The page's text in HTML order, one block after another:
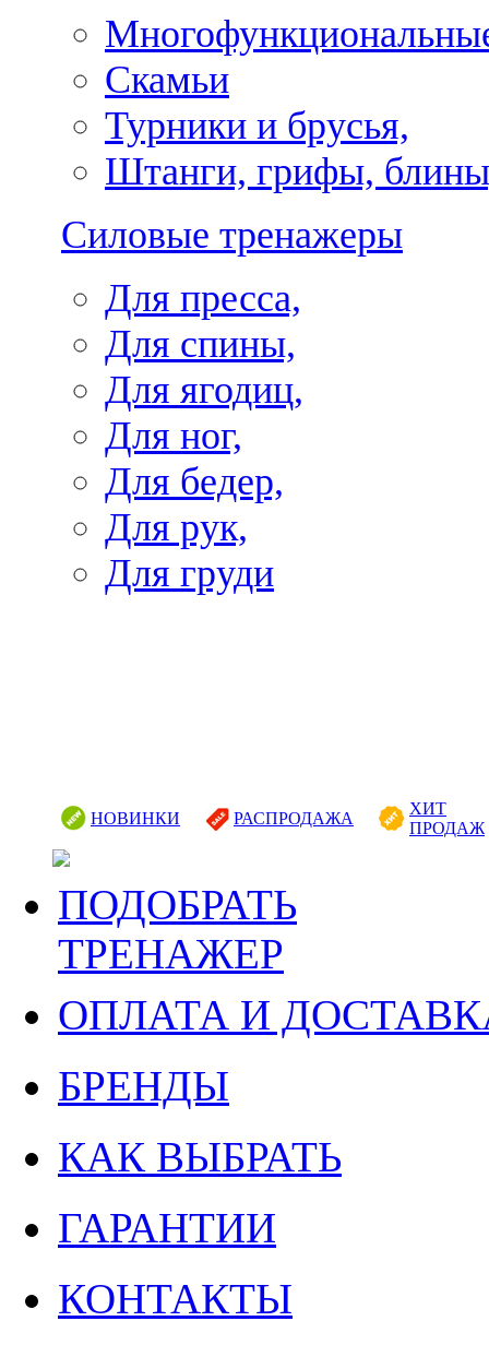
Скамьи
Турники и брусья,
Штанги, грифы,
Силовые тренажеры
Для пресса,
Для спины,
Для ягодиц,
Для ног,
Для бедер,
Для рук,
Для груди
НОВИНКИ РАСПРОДАЖА
ХИТ
ПРОДАЖ
ПОДОБРАТЬ
ТРЕНАЖЕР
ОПЛАТА И
БРЕНДЫ
КАК ВЫБРАТЬ
ГАРАНТИИ
КОНТАКТЫ